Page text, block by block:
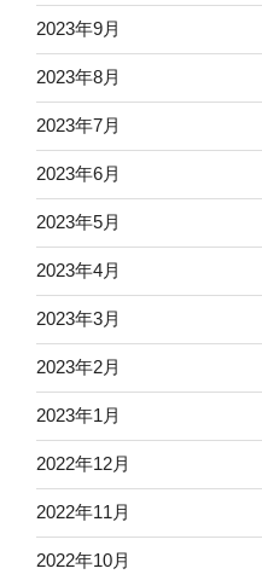
2023年9月
2023年8月
2023年7月
2023年6月
2023年5月
2023年4月
2023年3月
2023年2月
2023年1月
2022年12月
2022年11月
2022年10月